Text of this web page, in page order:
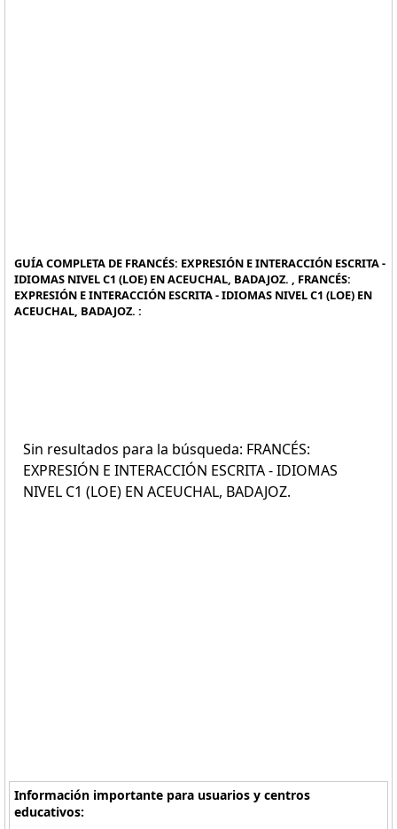
GUÍA COMPLETA DE FRANCÉS: EXPRESIÓN E INTERACCIÓN ESCRITA -
IDIOMAS NIVEL C1 (LOE) EN ACEUCHAL, BADAJOZ. , FRANCÉS:
EXPRESIÓN E INTERACCIÓN ESCRITA - IDIOMAS NIVEL C1 (LOE) EN
ACEUCHAL, BADAJOZ. :
Sin resultados para la búsqueda: FRANCÉS:
EXPRESIÓN E INTERACCIÓN ESCRITA - IDIOMAS
NIVEL C1 (LOE) EN ACEUCHAL, BADAJOZ.
Información importante para usuarios y centros
educativos: